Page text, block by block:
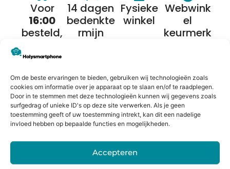
Om de beste ervaringen te bieden, gebruiken wij technologieën zoals
cookies om informatie over je apparaat op te slaan en/of te raadplegen.
Door in te stemmen met deze technologieën kunnen wij gegevens zoals
surfgedrag of unieke ID's op deze site verwerken. Als je geen
toestemming geeft of uw toestemming intrekt, kan dit een nadelige
invloed hebben op bepaalde functies en mogelijkheden.
Accepteren
Voor
16:00
besteld,
in huis*
14 dagen
bedenkte
rmijn
Fysieke
winkel
Webwink
el
keurmerk
Alternatieven